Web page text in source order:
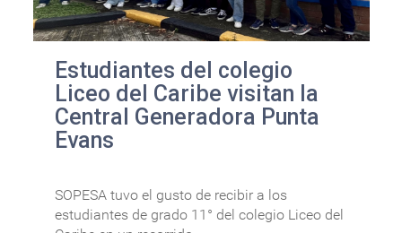
Estudiantes del colegio
Liceo del Caribe visitan la
Central Generadora Punta
Evans
SOPESA tuvo el gusto de recibir a los
estudiantes de grado 11° del colegio Liceo del